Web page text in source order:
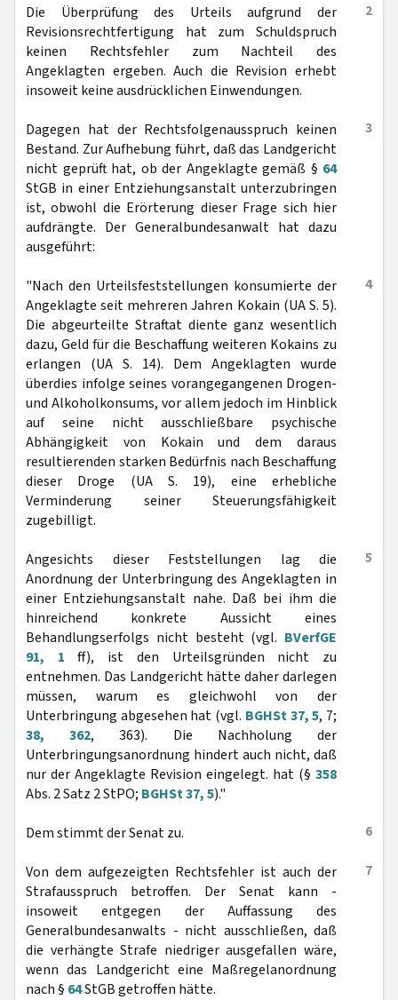
2
Die Überprüfung des Urteils aufgrund der
Revisionsrechtfertigung hat zum Schuldspruch
keinen Rechtsfehler zum Nachteil des
Angeklagten ergeben. Auch die Revision erhebt
insoweit keine ausdrücklichen Einwendungen.
3
Dagegen hat der Rechtsfolgenausspruch keinen
Bestand. Zur Aufhebung führt, daß das Landgericht
nicht geprüft hat, ob der Angeklagte gemäß § 64
StGB in einer Entziehungsanstalt unterzubringen
ist, obwohl die Erörterung dieser Frage sich hier
aufdrängte. Der Generalbundesanwalt hat dazu
ausgeführt:
4
"Nach den Urteilsfeststellungen konsumierte der
Angeklagte seit mehreren Jahren Kokain (UA S. 5).
Die abgeurteilte Straftat diente ganz wesentlich
dazu, Geld für die Beschaffung weiteren Kokains zu
erlangen (UA S. 14). Dem Angeklagten wurde
überdies infolge seines vorangegangenen Drogen-
und Alkoholkonsums, vor allem jedoch im Hinblick
auf seine nicht ausschließbare psychische
Abhängigkeit von Kokain und dem daraus
resultierenden starken Bedürfnis nach Beschaffung
dieser Droge (UA S. 19), eine erhebliche
Verminderung seiner Steuerungsfähigkeit
zugebilligt.
5
Angesichts dieser Feststellungen lag die
Anordnung der Unterbringung des Angeklagten in
einer Entziehungsanstalt nahe. Daß bei ihm die
hinreichend konkrete Aussicht eines
Behandlungserfolgs nicht besteht (vgl. BVerfGE
91, 1 ff), ist den Urteilsgründen nicht zu
entnehmen. Das Landgericht hätte daher darlegen
müssen, warum es gleichwohl von der
Unterbringung abgesehen hat (vgl. BGHSt 37, 5, 7;
38, 362, 363). Die Nachholung der
Unterbringungsanordnung hindert auch nicht, daß
nur der Angeklagte Revision eingelegt. hat (§ 358
Abs. 2 Satz 2 StPO; BGHSt 37, 5)."
6
Dem stimmt der Senat zu.
7
Von dem aufgezeigten Rechtsfehler ist auch der
Strafausspruch betroffen. Der Senat kann -
insoweit entgegen der Auffassung des
Generalbundesanwalts - nicht ausschließen, daß
die verhängte Strafe niedriger ausgefallen wäre,
wenn das Landgericht eine Maßregelanordnung
nach § 64StGB getroffen hätte.